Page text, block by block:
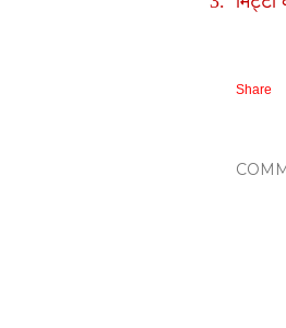
Share